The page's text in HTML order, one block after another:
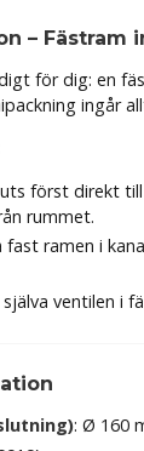
– Fästram
för dig: en
ingår
först direkt
rummet.
fast ramen i
ventilen i
: Ø 160